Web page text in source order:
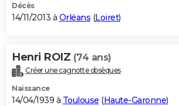
Décès
14/11/2013 à Orléans (Loiret)
Henri ROIZ (74 ans)
Créer une cagnotte obsèques
Naissance
14/04/1939 à Toulouse (Haute-Garonne)